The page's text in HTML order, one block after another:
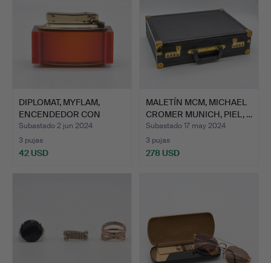
DIPLOMAT, MYFLAM,
ENCENDEDOR CON
FUNDA DE …
Subastado 2 jun 2024
3 pujas
42 USD
MALETÍN MCM, MICHAEL
CROMER MUNICH, PIEL, …
Subastado 17 may 2024
3 pujas
278 USD